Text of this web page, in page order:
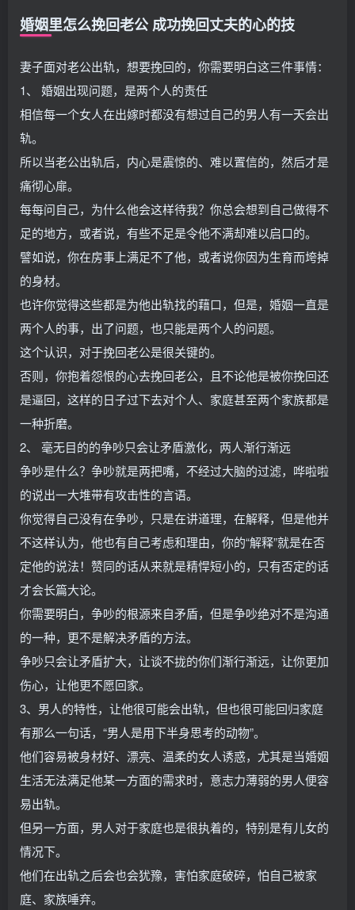
婚姻里怎么挽回老公 成功挽回丈夫的心的技
妻子面对老公出轨，想要挽回的，你需要明白这三件事情：
1、 婚姻出现问题，是两个人的责任
相信每一个女人在出嫁时都没有想过自己的男人有一天会出
轨。
所以当老公出轨后，内心是震惊的、难以置信的，然后才是
痛彻心扉。
每每问自己，为什么他会这样待我？你总会想到自己做得不
足的地方，或者说，有些不足是令他不满却难以启口的。
譬如说，你在房事上满足不了他，或者说你因为生育而垮掉
的身材。
也许你觉得这些都是为他出轨找的藉口，但是，婚姻一直是
两个人的事，出了问题，也只能是两个人的问题。
这个认识，对于挽回老公是很关键的。
否则，你抱着怨恨的心去挽回老公，且不论他是被你挽回还
是逼回，这样的日子过下去对个人、家庭甚至两个家族都是
一种折磨。
2、 毫无目的的争吵只会让矛盾激化，两人渐行渐远
争吵是什么？争吵就是两把嘴，不经过大脑的过滤，哗啦啦
的说出一大堆带有攻击性的言语。
你觉得自己没有在争吵，只是在讲道理，在解释，但是他并
不这样认为，他也有自己考虑和理由，你的“解释”就是在否
定他的说法！赞同的话从来就是精悍短小的，只有否定的话
才会长篇大论。
你需要明白，争吵的根源来自矛盾，但是争吵绝对不是沟通
的一种，更不是解决矛盾的方法。
争吵只会让矛盾扩大，让谈不拢的你们渐行渐远，让你更加
伤心，让他更不愿回家。
3、男人的特性，让他很可能会出轨，但也很可能回归家庭
有那么一句话，“男人是用下半身思考的动物”。
他们容易被身材好、漂亮、温柔的女人诱惑，尤其是当婚姻
生活无法满足他某一方面的需求时，意志力薄弱的男人便容
易出轨。
但另一方面，男人对于家庭也是很执着的，特别是有儿女的
情况下。
他们在出轨之后会也会犹豫，害怕家庭破碎，怕自己被家
庭、家族唾弃。